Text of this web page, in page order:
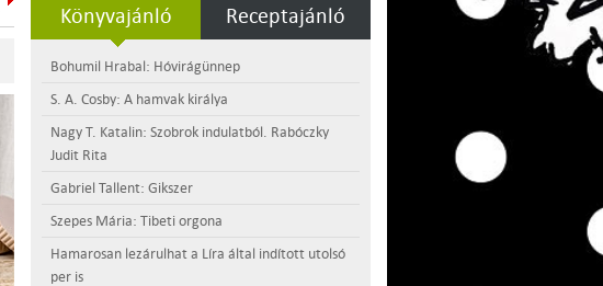
Könyvajánló Receptajánló
Bohumil Hrabal: Hóvirágünnep
S. A. Cosby: A hamvak királya
Nagy T. Katalin: Szobrok indulatból. Rabóczky
Judit Rita
Gabriel Tallent: Gikszer
Szepes Mária: Tibeti orgona
Hamarosan lezárulhat a Líra által indított utolsó
per is